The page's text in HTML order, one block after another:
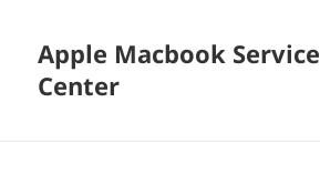
Apple Macbook Service
Center